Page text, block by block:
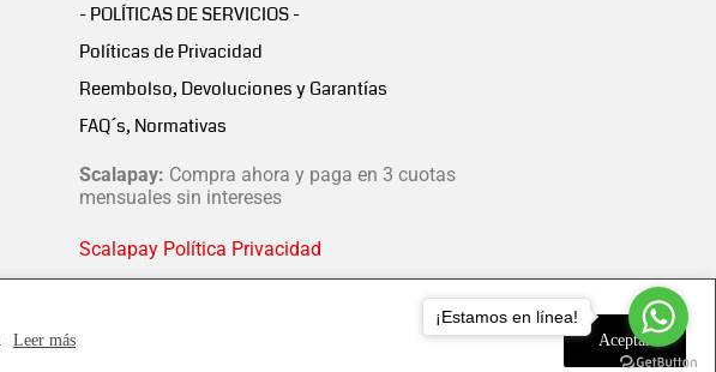
Leer más Aceptar
- POLÍTICAS DE SERVICIOS -
Políticas de Privacidad
Reembolso, Devoluciones y Garantías
FAQ´s, Normativas
Scalapay: Compra ahora y paga en 3 cuotas
mensuales sin intereses
Scalapay Política Privacidad
¡Estamos en línea!